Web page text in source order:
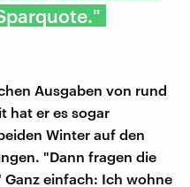
Ausgaben von rund
hat er es sogar
Winter auf den
"Dann fragen die
Ganz einfach: Ich wohne